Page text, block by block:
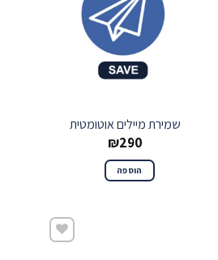
שמירת מיילים אוטומטית
₪290
הוספה